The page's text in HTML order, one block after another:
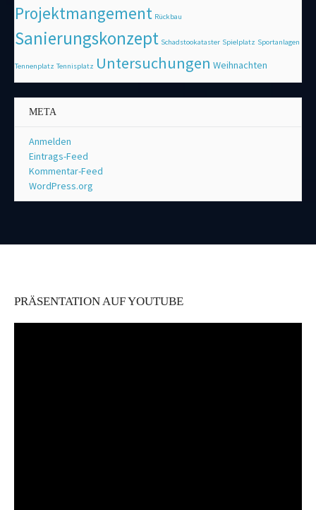
Projektmangement Rückbau
Sanierungskonzept Schadstookataster Spielplatz Sportanlagen
Tennenplatz Tennisplatz Untersuchungen Weihnachten
META
Anmelden
Eintrags-Feed
Kommentar-Feed
WordPress.org
PRÄSENTATION AUF YOUTUBE